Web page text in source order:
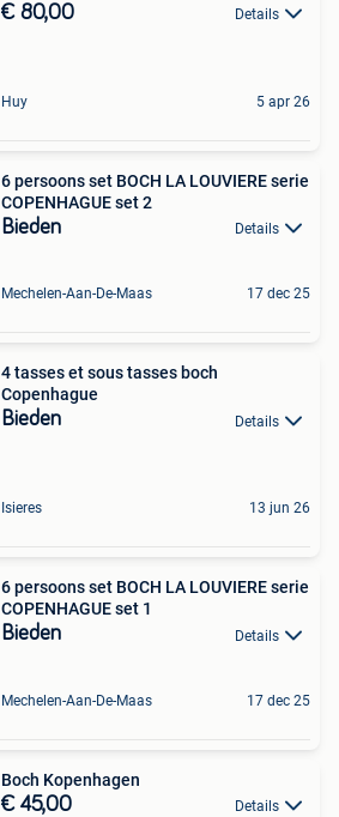
€ 80,00 Details
Huy 5 apr 26
6 persoons set BOCH LA LOUVIERE serie
COPENHAGUE set 2
Bieden Details
Mechelen-Aan-De-Maas 17 dec 25
4 tasses et sous tasses boch
Copenhague
Bieden Details
Isieres 13 jun 26
6 persoons set BOCH LA LOUVIERE serie
COPENHAGUE set 1
Bieden Details
Mechelen-Aan-De-Maas 17 dec 25
Boch Kopenhagen
€ 45,00 Details